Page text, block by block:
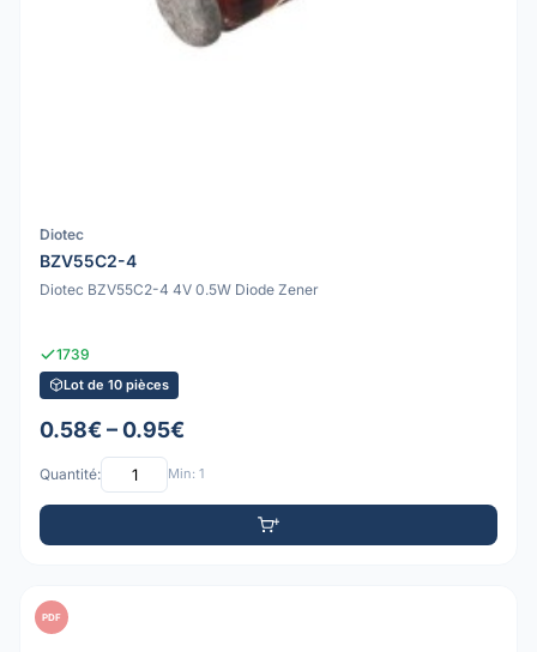
Diotec
BZV55C2-4
Diotec BZV55C2-4 4V 0.5W Diode Zener
1739
Lot de 10 pièces
0.58€ – 0.95€
Quantité: Min: 1
PDF